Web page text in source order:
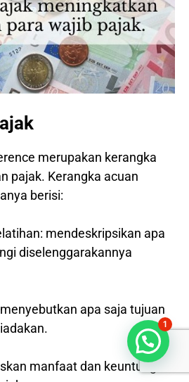
merupakan kerangka
pajak. Kerangka acuan
berisi:
mendeskripsikan apa
diselenggarakannya
apa saja tujuan
manfaat dan keuntungan
1